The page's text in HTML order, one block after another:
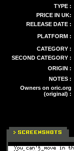
TYPE :
PRICE IN UK:
RELEASE DATE :
PLATFORM :
CATEGORY :
SECOND CATEGORY :
ORIGIN :
NOTES :
Owners on oric.org
(original) :